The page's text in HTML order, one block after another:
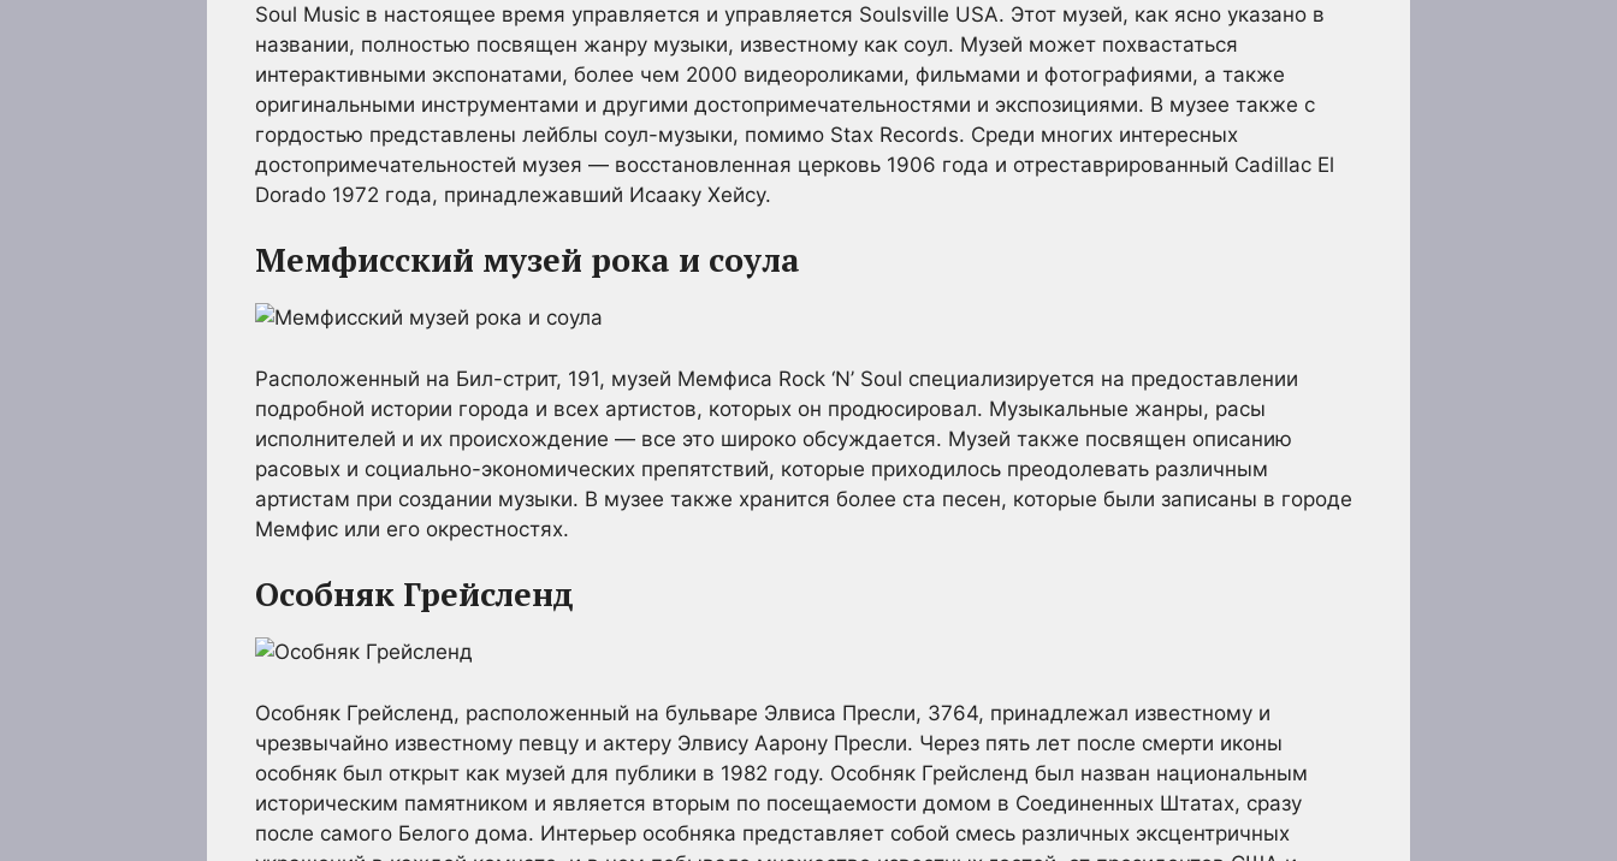
Soul Music в настоящее время управляется и управляется Soulsville USA. Этот музей, как ясно указано в
названии, полностью посвящен жанру музыки, известному как соул. Музей может похвастаться
интерактивными экспонатами, более чем 2000 видеороликами, фильмами и фотографиями, а также
оригинальными инструментами и другими достопримечательностями и экспозициями. В музее также с
гордостью представлены лейблы соул-музыки, помимо Stax Records. Среди многих интересных
достопримечательностей музея — восстановленная церковь 1906 года и отреставрированный Cadillac El
Dorado 1972 года, принадлежавший Исааку Хейсу.
Мемфисский музей рока и соула
Расположенный на Бил-стрит, 191, музей Мемфиса Rock ‘N’ Soul специализируется на предоставлении
подробной истории города и всех артистов, которых он продюсировал. Музыкальные жанры, расы
исполнителей и их происхождение — все это широко обсуждается. Музей также посвящен описанию
расовых и социально-экономических препятствий, которые приходилось преодолевать различным
артистам при создании музыки. В музее также хранится более ста песен, которые были записаны в городе
Мемфис или его окрестностях.
Особняк Грейсленд
Особняк Грейсленд, расположенный на бульваре Элвиса Пресли, 3764, принадлежал известному и
чрезвычайно известному певцу и актеру Элвису Аарону Пресли. Через пять лет после смерти иконы
особняк был открыт как музей для публики в 1982 году. Особняк Грейсленд был назван национальным
историческим памятником и является вторым по посещаемости домом в Соединенных Штатах, сразу
после самого Белого дома. Интерьер особняка представляет собой смесь различных эксцентричных